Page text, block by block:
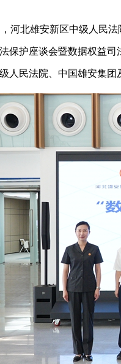
北雄安新区中级人民法
保护座谈会暨数据权益
人民法院、中国雄安集团